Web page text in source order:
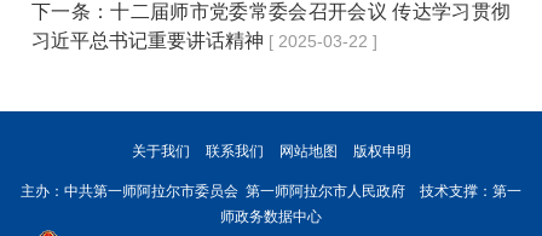
下一条：十二届师市党委常委会召开会议 传达学习贯彻
习近平总书记重要讲话精神 [ 2025-03-22 ]
关于我们 联系我们 网站地图 版权申明
主办：中共第一师阿拉尔市委员会 第一师阿拉尔市人民政府 技术支撑：第一
师政务数据中心